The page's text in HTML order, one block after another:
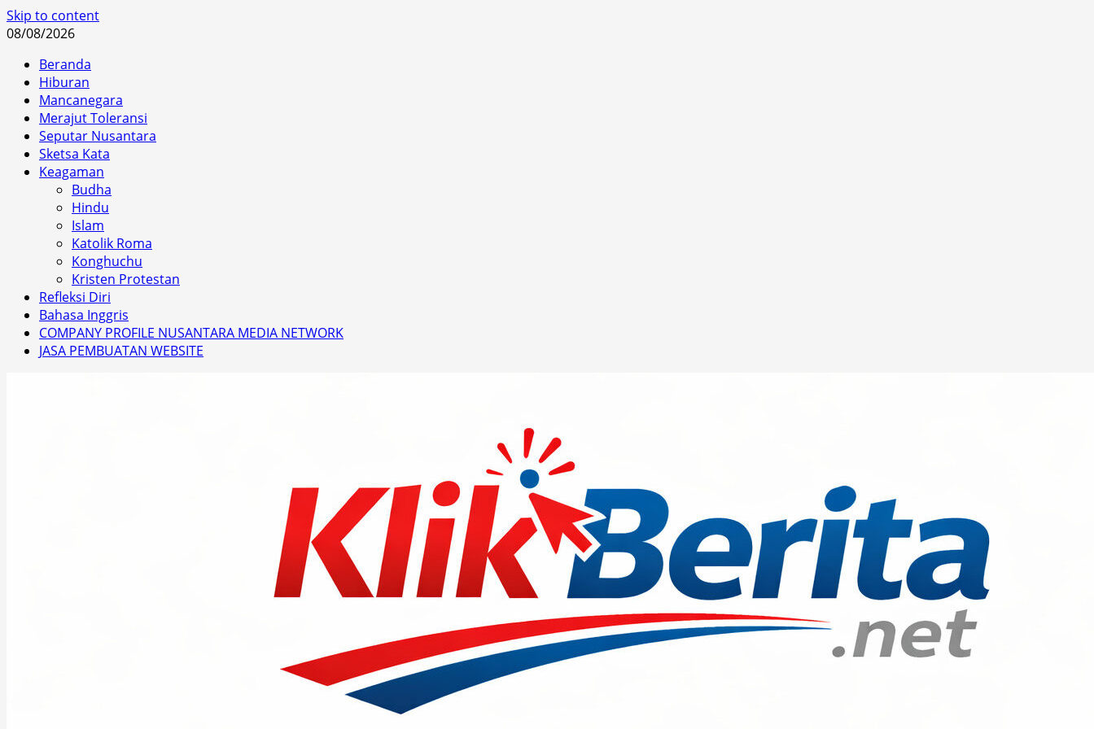
Skip to content
08/08/2026
Beranda
Hiburan
Mancanegara
Merajut Toleransi
Seputar Nusantara
Sketsa Kata
Keagaman
Budha
Hindu
Islam
Katolik Roma
Konghuchu
Kristen Protestan
Refleksi Diri
Bahasa Inggris
COMPANY PROFILE NUSANTARA MEDIA NETWORK
JASA PEMBUATAN WEBSITE